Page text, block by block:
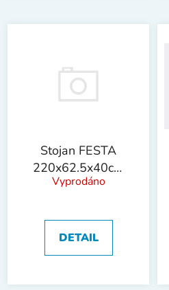
Stojan FESTA
220x62.5x40cm
!OBJ!
Vyprodáno
DETAIL